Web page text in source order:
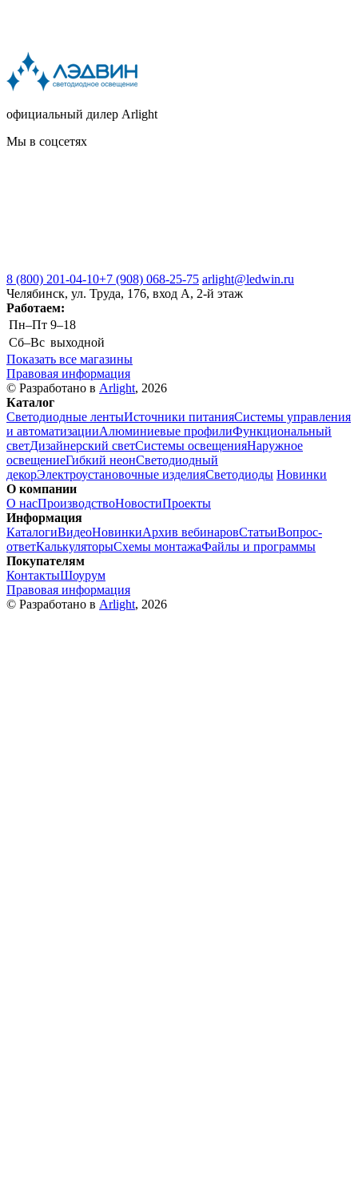
официальный дилер Arlight
Мы в соцсетях
8 (800) 201-04-10+7 (908) 068-25-75 arlight@ledwin.ru
Челябинск, ул. Труда, 176, вход А, 2-й этаж
Работаем:
Пн–Пт 9–18
Сб–Вс выходной
Показать все магазины
Правовая информация
© Разработано в Arlight, 2026
Каталог
Светодиодные лентыИсточники питанияСистемы управления
и автоматизацииАлюминиевые профилиФункциональный
светДизайнерский светСистемы освещенияНаружное
освещениеГибкий неонСветодиодный
декорЭлектроустановочные изделияСветодиоды Новинки
О компании
О насПроизводствоНовостиПроекты
Информация
КаталогиВидеоНовинкиАрхив вебинаровСтатьиВопрос-
ответКалькуляторыСхемы монтажаФайлы и программы
Покупателям
КонтактыШоурум
Правовая информация
© Разработано в Arlight, 2026